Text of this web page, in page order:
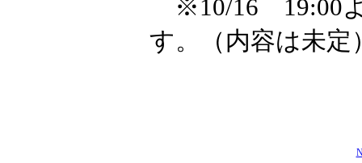
※10/16 19:00よ
す。（内容は未定